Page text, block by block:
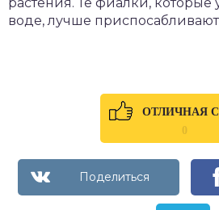
воде, лучше
ОТЛИЧНАЯ
0